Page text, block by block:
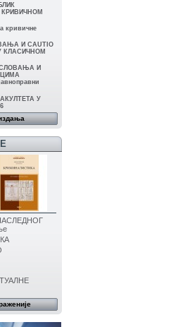
И...
кривичне
И CAUTIO
КЛАСИЧНОМ
И
У